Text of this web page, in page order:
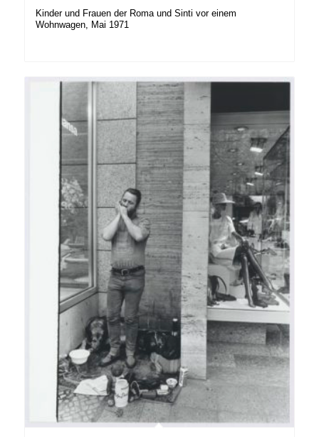
Kinder und Frauen der Roma und Sinti vor einem
Wohnwagen, Mai 1971